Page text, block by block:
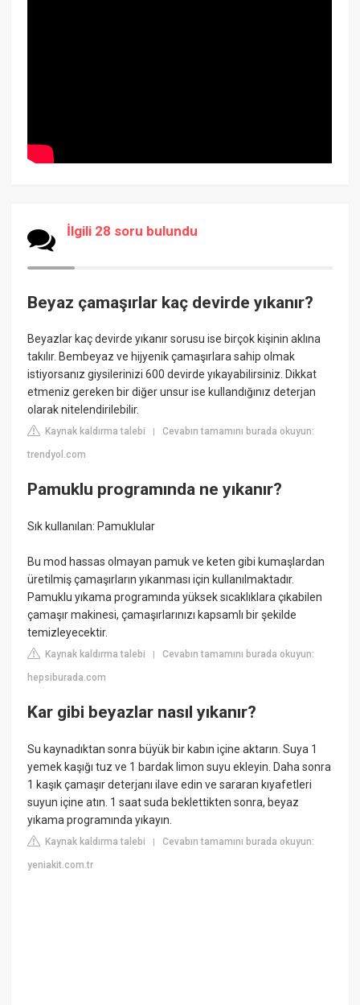
İlgili 28 soru bulundu
Beyaz çamaşırlar kaç devirde yıkanır?
Beyazlar kaç devirde yıkanır sorusu ise birçok kişinin aklına
takılır. Bembeyaz ve hijyenik çamaşırlara sahip olmak
istiyorsanız giysilerinizi 600 devirde yıkayabilirsiniz. Dikkat
etmeniz gereken bir diğer unsur ise kullandığınız deterjan
olarak nitelendirilebilir.
Kaynak kaldırma talebi |Cevabın tamamını burada okuyun:
trendyol.com
Pamuklu programında ne yıkanır?
Sık kullanılan: Pamuklular
Bu mod hassas olmayan pamuk ve keten gibi kumaşlardan
üretilmiş çamaşırların yıkanması için kullanılmaktadır.
Pamuklu yıkama programında yüksek sıcaklıklara çıkabilen
çamaşır makinesi, çamaşırlarınızı kapsamlı bir şekilde
temizleyecektir.
Kaynak kaldırma talebi |Cevabın tamamını burada okuyun:
hepsiburada.com
Kar gibi beyazlar nasıl yıkanır?
Su kaynadıktan sonra büyük bir kabın içine aktarın. Suya 1
yemek kaşığı tuz ve 1 bardak limon suyu ekleyin. Daha sonra
1 kaşık çamaşır deterjanı ilave edin ve sararan kıyafetleri
suyun içine atın. 1 saat suda beklettikten sonra, beyaz
yıkama programında yıkayın.
Kaynak kaldırma talebi |Cevabın tamamını burada okuyun:
yeniakit.com.tr